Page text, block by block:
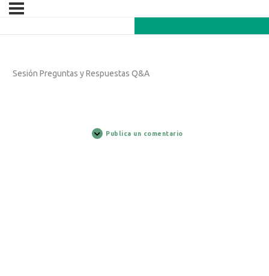
Sesión Preguntas y Respuestas Q&A
Publica un comentario